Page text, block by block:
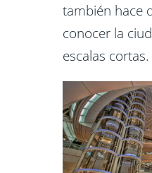
también hace
conocer la
escalas cortas.